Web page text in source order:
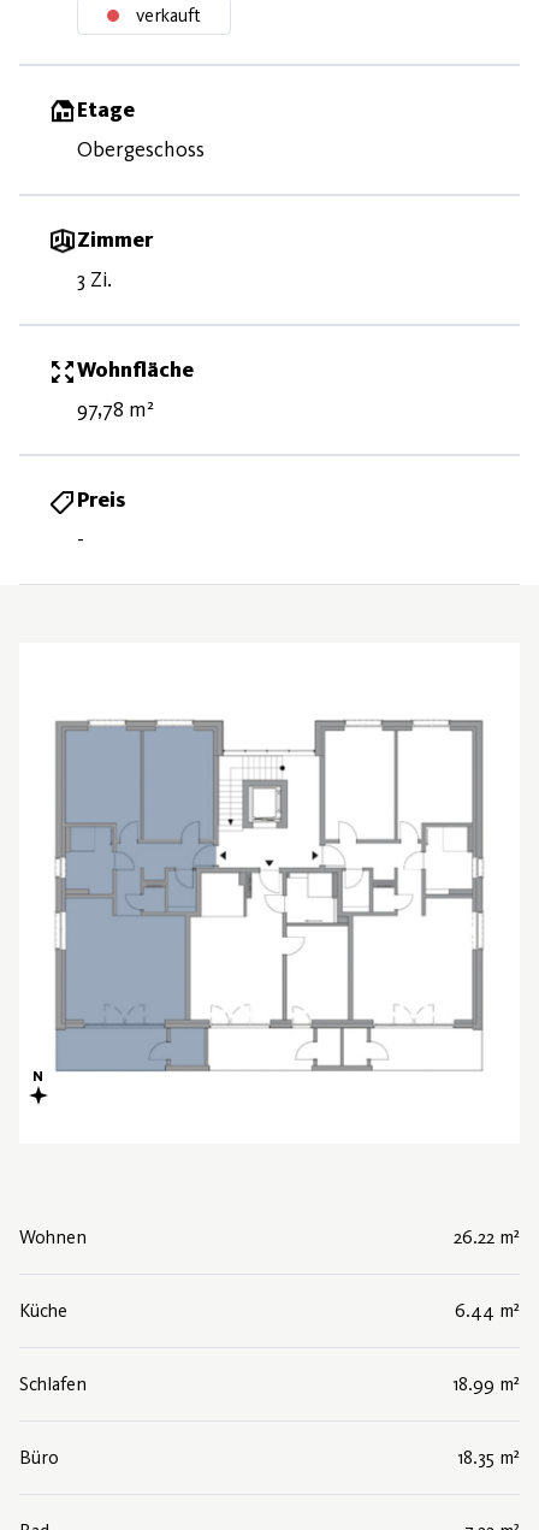
verkauft
Etage
Obergeschoss
Zimmer
3 Zi.
Wohnfläche
97,78 m²
Preis
-
Wohnen 26.22 m²
Küche 6.44 m²
Schlafen 18.99 m²
Büro 18.35 m²